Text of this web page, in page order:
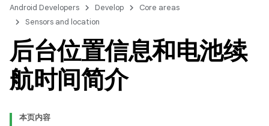
Android Developers Develop
Core areas
Sensors and location
后台位置信息和电池续
航时间简介
本页内容